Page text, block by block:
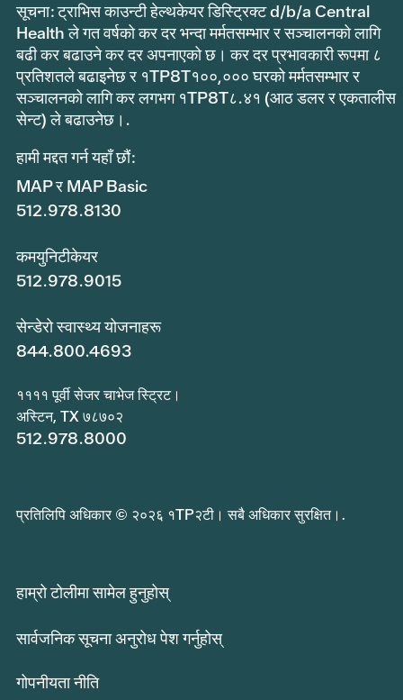
सूचना: ट्राभिस काउन्टी हेल्थकेयर डिस्ट्रिक्ट d/b/a Central
Health ले गत वर्षको कर दर भन्दा मर्मतसम्भार र सञ्चालनको लागि
बढी कर बढाउने कर दर अपनाएको छ। कर दर प्रभावकारी रूपमा ८
प्रतिशतले बढाइनेछ र १TP8T१००,००० घरको मर्मतसम्भार र
सञ्चालनको लागि कर लगभग १TP8T८.४१ (आठ डलर र एकतालीस
सेन्ट) ले बढाउनेछ।.
हामी मद्दत गर्न यहाँ छौं:
MAP र MAP Basic
512.978.8130
कमयुनिटीकेयर
512.978.9015
सेन्डेरो स्वास्थ्य योजनाहरू
844.800.4693
११११ पूर्वी सेजर चाभेज स्ट्रिट।
अस्टिन, TX ७८७०२
512.978.8000
प्रतिलिपि अधिकार © २०२६ १TP२टी। सबै अधिकार सुरक्षित।.
हाम्रो टोलीमा सामेल हुनुहोस्
सार्वजनिक सूचना अनुरोध पेश गर्नुहोस्
गोपनीयता नीति